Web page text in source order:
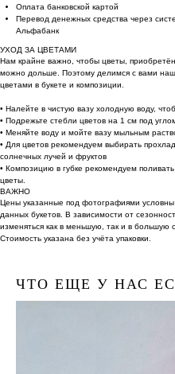
Оплата банковской картой
Перевод денежных средства через
Альфабанк
УХОД ЗА ЦВЕТАМИ
Нам крайне важно, чтобы цветы,
можно дольше. Поэтому делимся с вами
цветами в букете и композиции.
• Налейте в чистую вазу холодную воду,
• Подрежьте стебли цветов на 1 см под
• Меняйте воду и мойте вазу мыльным
• Для цветов рекомендуем выбирать
солнечных лучей и фруктов
• Композицию в губке рекомендуем
цветы.
ВАЖНО
Цены указанные под фотографиями
данных букетов. В зависимости от
изменяться как в меньшую, так и в большую
Стоимость указана без учёта упаковки.
ЧТО ЕЩЕ У НАС